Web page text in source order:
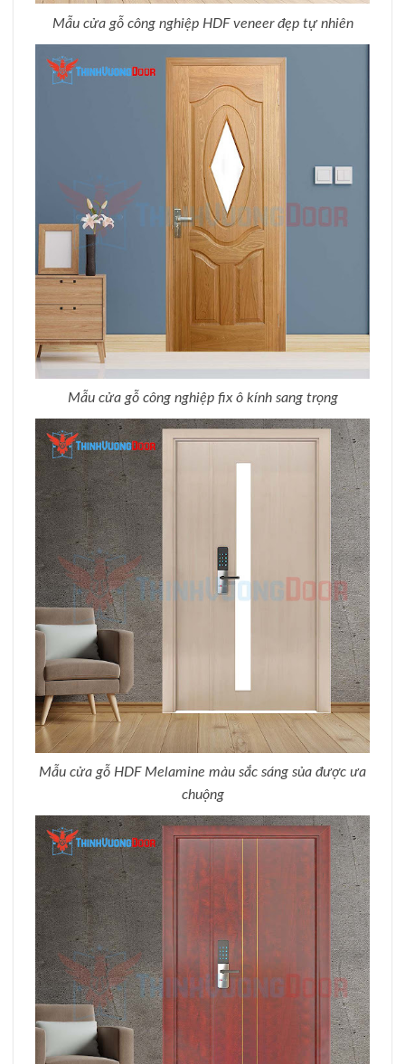
Mẫu cửa gỗ công nghiệp HDF veneer đẹp tự nhiên
Mẫu cửa gỗ công nghiệp fix ô kính sang trọng
Mẫu cửa gỗ HDF Melamine màu sắc sáng sủa được ưa
chuộng